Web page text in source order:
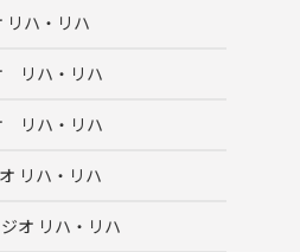
リハ・リハ
リハ・リハ
リハ・リハ
リハ・リハ
オ リハ・リハ